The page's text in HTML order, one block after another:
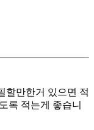
할만한거 있으면 적
록 적는게 좋습니